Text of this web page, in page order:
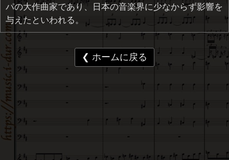
パの大作曲家であり、日本の音楽界に少なからず影響を
与えたといわれる。
❮ ホームに戻る